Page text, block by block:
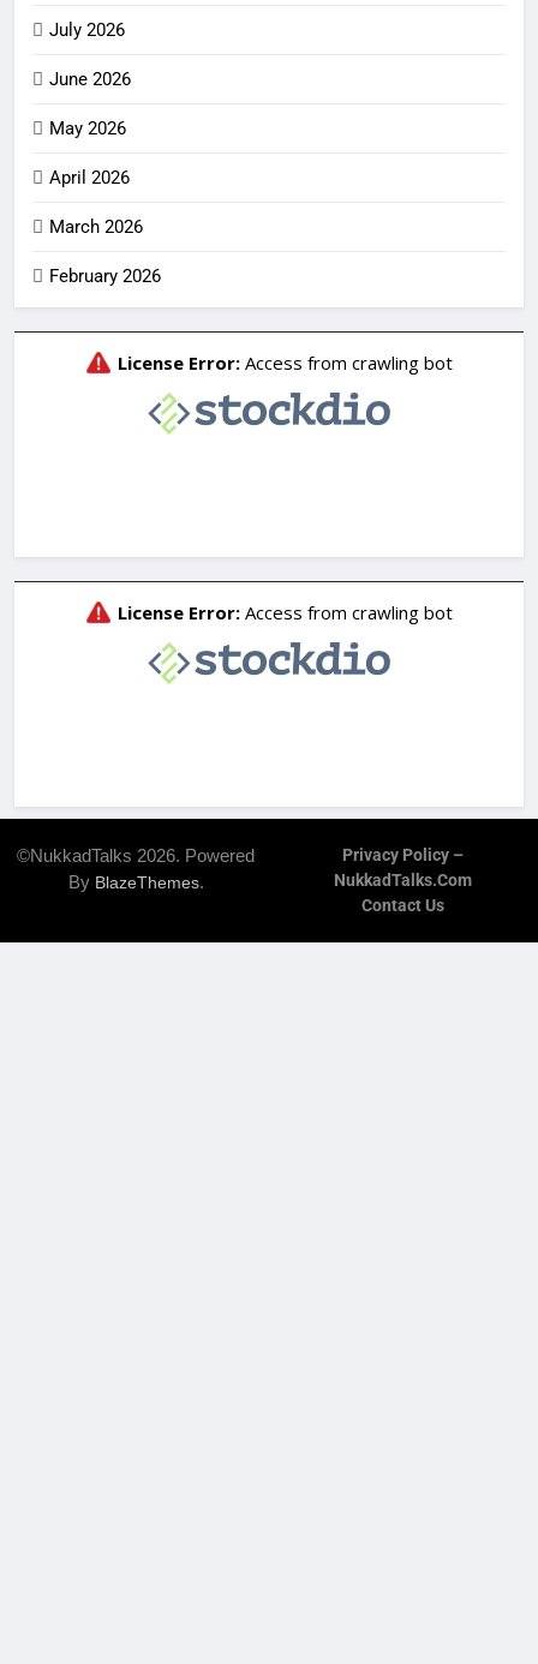
July 2026
June 2026
May 2026
April 2026
March 2026
February 2026
©NukkadTalks 2026. Powered
By BlazeThemes.
Privacy Policy –
NukkadTalks.com
Contact Us